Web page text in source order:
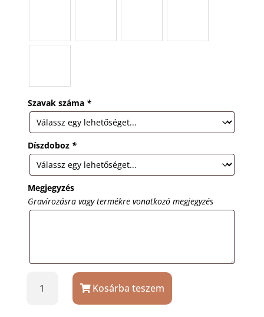
Szavak száma *
Díszdoboz *
Megjegyzés
Gravírozásra vagy termékre vonatkozó megjegyzés
színű
Kosárba teszem